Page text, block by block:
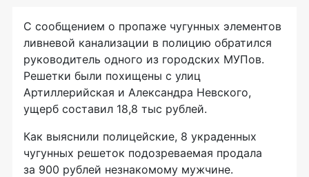
С сообщением о пропаже чугунных элементов
ливневой канализации в полицию обратился
руководитель одного из городских МУПов.
Решетки были похищены с улиц
Артиллерийская и Александра Невского,
ущерб составил 18,8 тыс рублей.
Как выяснили полицейские, 8 украденных
чугунных решеток подозреваемая продала
за 900 рублей незнакомому мужчине.